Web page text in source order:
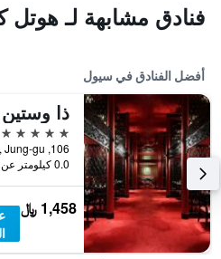
فنادق مشابهة لـ هوتل
أفضل الفنادق في سيول
5 نجوم
0.0 كيلومتر عن وسط المدينة
1,458 ﷼